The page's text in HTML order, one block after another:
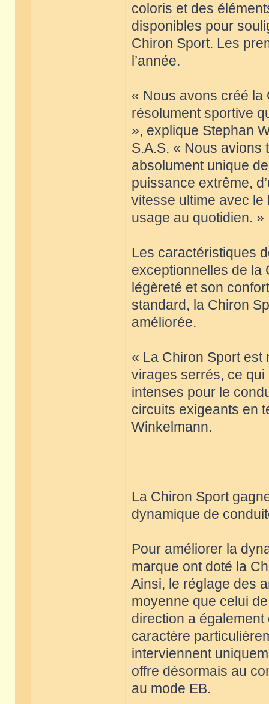
coloris et des
disponibles pour
Chiron Sport. Les
l’année.
« Nous avons créé la
résolument sportive
», explique Stephan
S.A.S. « Nous
absolument unique
puissance extrême,
vitesse ultime avec le
usage au quotidien. »
Les caractéristiques
exceptionnelles de la
légèreté et son
standard, la Chiron
améliorée.
« La Chiron Sport est
virages serrés, ce
intenses pour le
circuits exigeants en
Winkelmann.
La Chiron Sport
dynamique de
Pour améliorer la
marque ont doté la
Ainsi, le réglage des
moyenne que celui
direction a
caractère
interviennent
offre désormais au
au mode EB.